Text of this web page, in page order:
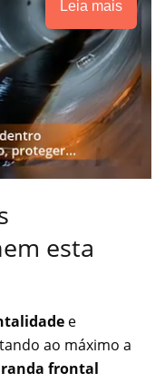
Leia mais
esta
e
ao máximo a
frontal